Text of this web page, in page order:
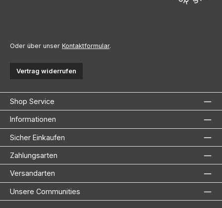
Oder über unser Kontaktformular.
Vertrag widerrufen
Shop Service
Informationen
Sicher Einkaufen
Zahlungsarten
Versandarten
Unsere Communities